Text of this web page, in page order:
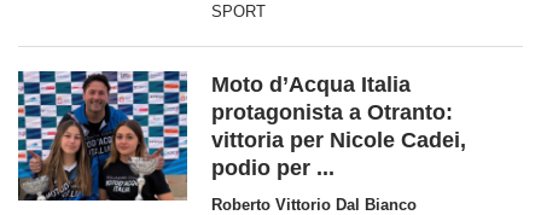
SPORT
Moto d’Acqua Italia
protagonista a Otranto:
vittoria per Nicole Cadei,
podio per ...
Roberto Vittorio Dal Bianco